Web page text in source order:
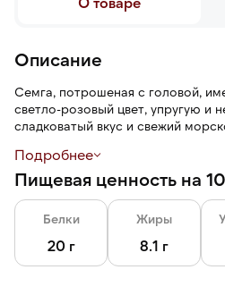
Описание
Семга, потрошеная с головой,
светло-розовый цвет, упругую и
сладковатый вкус и свежий
форелью.
Подробнее
Пищевая ценность на
Белки
20 г
Жиры
8.1 г